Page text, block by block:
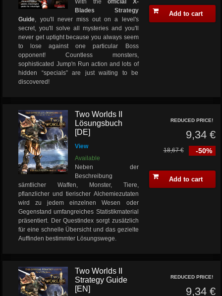
With theofficial X-
Blades Strategy
Guide, you'll never miss out on a level's
secret, you'll solve all mysteries and you'll
never get uptight because you always seem
to lose against one particular Boss
opponent! Countless monsters,
sophisticated Jump'n Run action and lots of
hidden “specials” are just waiting to be
discovered!
Add to cart
Two Worlds II
Lösungsbuch
[DE]
View
Available
Neben der
Beschreibung
sämtlicher Waffen, Monster, Tiere,
pflanzlicher und tierischer Alchemiezutaten
wird zu jedem einzelnen Wesen oder
Gegenstand umfangreiches Statistikmaterial
präsentiert. Der Questindex sorgt zusätzlich
für eine schnelle Übersicht und das gezielte
Auffinden bestimmter Lösungswege.
REDUCED PRICE!
9,34 €
-50%
18,67 €
Add to cart
Two Worlds II
Strategy Guide
[EN]
REDUCED PRICE!
9,34 €